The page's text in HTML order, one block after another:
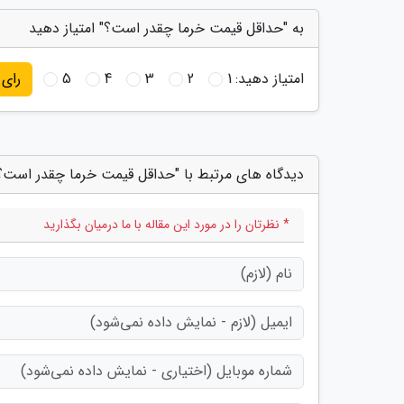
به "حداقل قیمت خرما چقدر است؟" امتیاز دهید
امتیاز دهید:1
2
3
4
5 رای
دیدگاه های مرتبط با "حداقل قیمت خرما چقدر
* نظرتان را در مورد این مقاله با ما درمیان بگذارید